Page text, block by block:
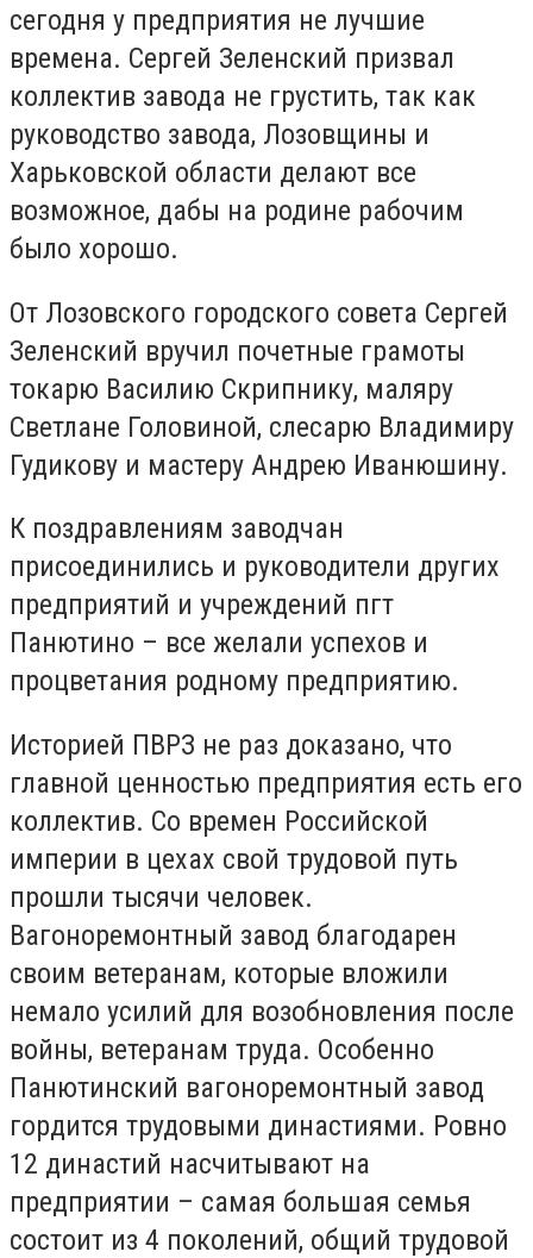
сегодня у предприятия не лучшие
времена. Сергей Зеленский призвал
коллектив завода не грустить, так как
руководство завода, Лозовщины и
Харьковской области делают все
возможное, дабы на родине рабочим
было хорошо.
От Лозовского городского совета Сергей
Зеленский вручил почетные грамоты
токарю Василию Скрипнику, маляру
Светлане Головиной, слесарю Владимиру
Гудикову и мастеру Андрею Иванюшину.
К поздравлениям заводчан
присоединились и руководители других
предприятий и учреждений пгт
Панютино – все желали успехов и
процветания родному предприятию.
Историей ПВРЗ не раз доказано, что
главной ценностью предприятия есть его
коллектив. Со времен Российской
империи в цехах свой трудовой путь
прошли тысячи человек.
Вагоноремонтный завод благодарен
своим ветеранам, которые вложили
немало усилий для возобновления после
войны, ветеранам труда. Особенно
Панютинский вагоноремонтный завод
гордится трудовыми династиями. Ровно
12 династий насчитывают на
предприятии – самая большая семья
состоит из 4 поколений, общий трудовой